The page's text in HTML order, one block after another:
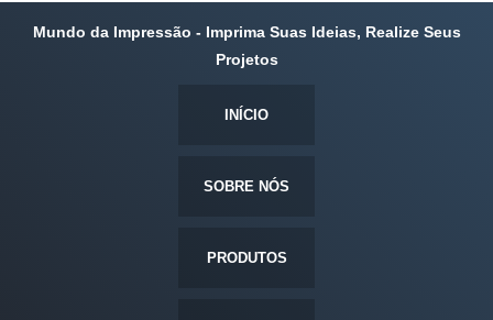
Mundo da Impressão - Imprima Suas Ideias, Realize Seus
Projetos
INÍCIO
SOBRE NÓS
PRODUTOS